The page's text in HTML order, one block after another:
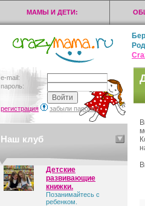
МАМЫ И ДЕТИ:
e-mail:
пароль:
регистрация забыли пароль?
Наш клуб
Детские
развивающие
книжки.
Позанимайтесь с
ребенком.